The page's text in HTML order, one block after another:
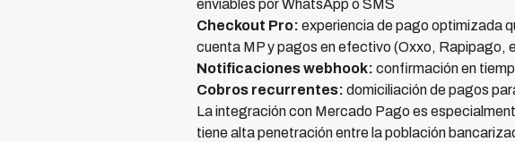
enviables por WhatsApp o SMS
Checkout Pro: experiencia de pago optimizada
cuenta MP y pagos en efectivo (Oxxo, Rapipago,
Notificaciones webhook: confirmación en
Cobros recurrentes: domiciliación de pagos
La integración con Mercado Pago es
tiene alta penetración entre la población